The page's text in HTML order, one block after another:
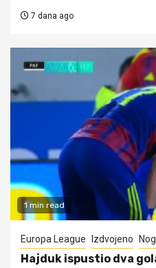
7 dana ago
1 min read
Europa League Izdvojeno
Hajduk ispustio dva